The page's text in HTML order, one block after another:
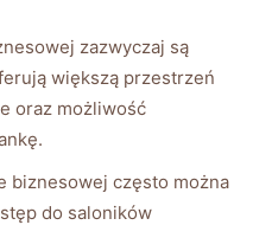
zazwyczaj‍ są
większą przestrzeń
oraz możliwość
biznesowej często można⁢
do saloników